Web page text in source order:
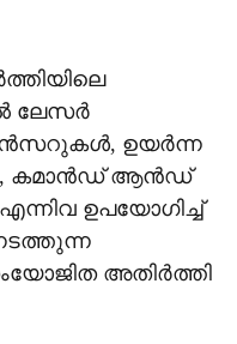
ലേസര്‍
ഉയര്‍ന്ന
കമാന്‍ഡ് ആന്‍ഡ്
ഉപയോഗിച്ച്
അതിര്‍ത്തി